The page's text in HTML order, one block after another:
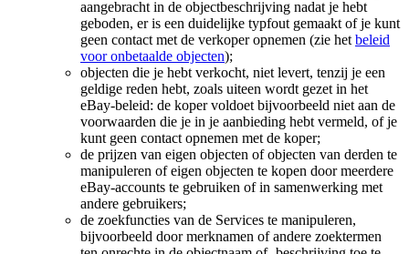
aangebracht in de objectbeschrijving nadat je hebt
geboden, er is een duidelijke typfout gemaakt of je kunt
geen contact met de verkoper opnemen (zie het beleid
voor onbetaalde objecten);
objecten die je hebt verkocht, niet levert, tenzij je een
geldige reden hebt, zoals uiteen wordt gezet in het
eBay-beleid: de koper voldoet bijvoorbeeld niet aan de
voorwaarden die je in je aanbieding hebt vermeld, of je
kunt geen contact opnemen met de koper;
de prijzen van eigen objecten of objecten van derden te
manipuleren of eigen objecten te kopen door meerdere
eBay-accounts te gebruiken of in samenwerking met
andere gebruikers;
de zoekfuncties van de Services te manipuleren,
bijvoorbeeld door merknamen of andere zoektermen